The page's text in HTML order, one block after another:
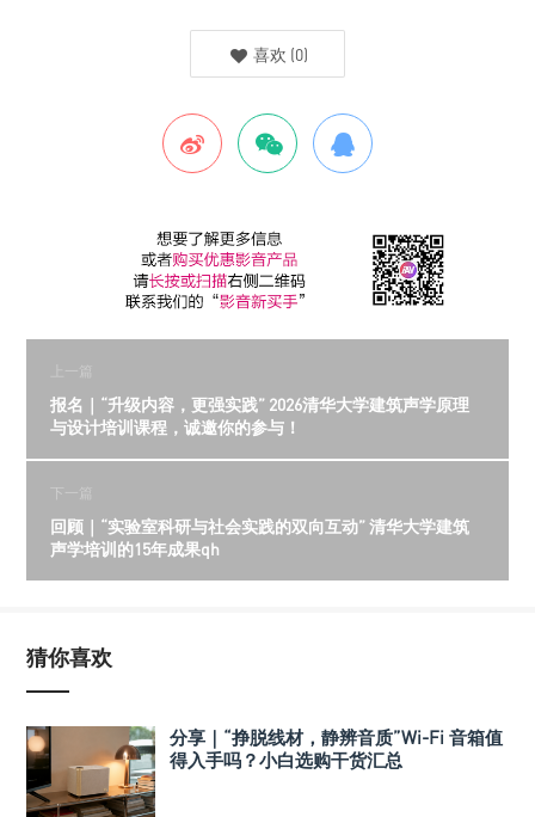
喜欢 (0)
上一篇
报名｜“升级内容，更强实践” 2026清华大学建筑声学原理
与设计培训课程，诚邀你的参与！
下一篇
回顾｜“实验室科研与社会实践的双向互动” 清华大学建筑
声学培训的15年成果qh
猜你喜欢
分享｜“挣脱线材，静辨音质”Wi-Fi 音箱值
得入手吗？小白选购干货汇总